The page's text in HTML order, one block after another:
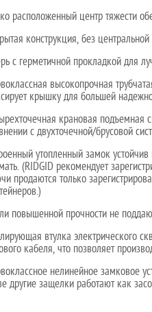
расположенный центр тяжести
конструкция, без
с герметичной прокладкой для
высокопрочная
крышку для большей
крановая подъемная
с двухточечной/брусовой
утопленный замок
(RIDGID рекомендует
продаются только
повышенной прочности не
втулка электрического
кабеля, что позволяет
нелинейное замковое
другие защелки работают как